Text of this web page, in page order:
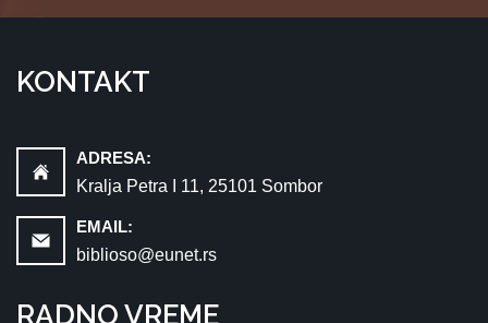
KONTAKT
ADRESA:
Kralja Petra I 11, 25101 Sombor
EMAIL:
biblioso@eunet.rs
RADNO VREME